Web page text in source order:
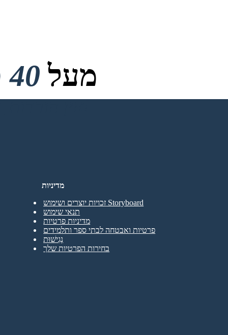
מעל 40 מיליון
אין הורדות, אין כרטיס אשראי ואין צורך בכניסה כדי לנסות!
מדיניות
זכויות יוצרים ושימוש Storyboard
תנאי שימוש
מדיניות פרטיות
פרטיות ואבטחה לבתי ספר ותלמידים
נְגִישׁוּת
בחירות הפרטיות שלך